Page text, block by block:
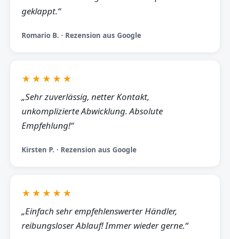
geklappt.“
Romario B. · Rezension aus Google
★★★★★
„Sehr zuverlässig, netter Kontakt,
unkomplizierte Abwicklung. Absolute
Empfehlung!“
Kirsten P. · Rezension aus Google
★★★★★
„Einfach sehr empfehlenswerter Händler,
reibungsloser Ablauf! Immer wieder gerne.“